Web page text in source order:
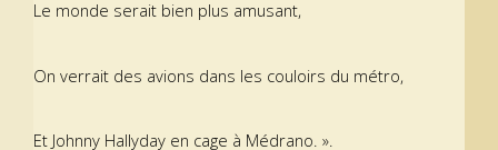
Le monde serait bien plus amusant,
On verrait des avions dans les couloirs du métro,
Et Johnny Hallyday en cage à Médrano. ».